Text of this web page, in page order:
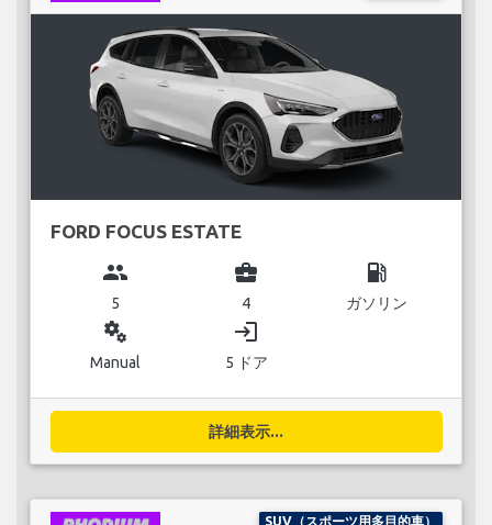
FORD FOCUS ESTATE
group
5
business_center
4
local_gas_station
ガソリン
miscellaneous_services
Manual
login
5 ドア
詳細表示...
SUV（スポーツ用多目的車）